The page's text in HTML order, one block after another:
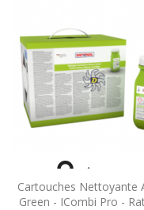
Cartouches Nettoyante
Green - ICombi Pro -
 Aperçu